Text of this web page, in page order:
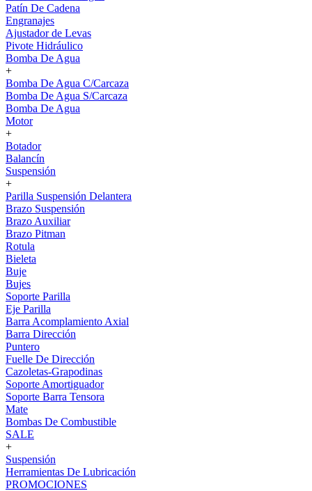
Patín De Cadena
Engranajes
Ajustador de Levas
Pivote Hidráulico
Bomba De Agua
+
Bomba De Agua C/Carcaza
Bomba De Agua S/Carcaza
Bomba De Agua
Motor
+
Botador
Balancín
Suspensión
+
Parilla Suspensión Delantera
Brazo Suspensión
Brazo Auxiliar
Brazo Pitman
Rotula
Bieleta
Buje
Bujes
Soporte Parilla
Eje Parilla
Barra Acomplamiento Axial
Barra Dirección
Puntero
Fuelle De Dirección
Cazoletas-Grapodinas
Soporte Amortiguador
Soporte Barra Tensora
Mate
Bombas De Combustible
SALE
+
Suspensión
Herramientas De Lubricación
PROMOCIONES